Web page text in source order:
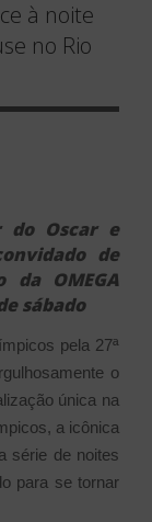
à noite
no Rio
do Oscar e
de
OMEGA
sábado
pela 27ª
o
única na
a icônica
série de noites
para se tornar